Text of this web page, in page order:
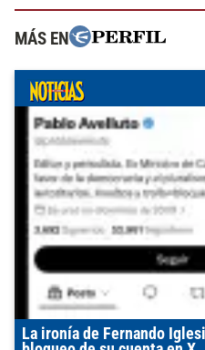
MÁS EN
La ironía de Fernando